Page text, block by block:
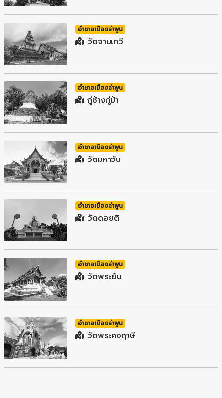
อำเภอเมืองลำพูน
วัดจามเทวี
อำเภอเมืองลำพูน
กู่ช้างกู่ม้า
อำเภอเมืองลำพูน
วัดมหาวัน
อำเภอเมืองลำพูน
วัดดอยติ
อำเภอเมืองลำพูน
วัดพระยืน
อำเภอเมืองลำพูน
วัดพระคงฤาษี